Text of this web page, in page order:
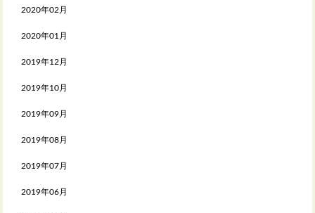
2020年02月
2020年01月
2019年12月
2019年10月
2019年09月
2019年08月
2019年07月
2019年06月